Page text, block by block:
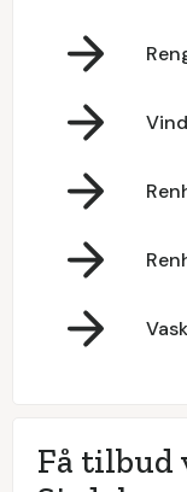
Få tilbud